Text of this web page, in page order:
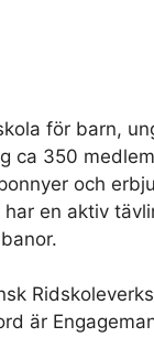
för barn,
ca 350
och
en aktiv
är